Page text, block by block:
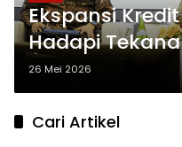
Ekspansi
Hadapi
Awal 2026
26 Mei 2026
Cari Artikel